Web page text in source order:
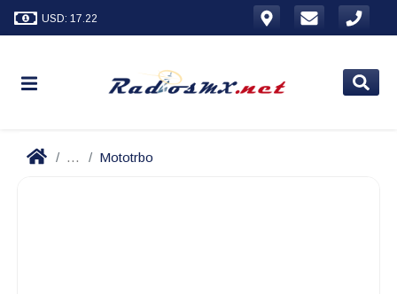
USD: 17.22
... Mototrbo